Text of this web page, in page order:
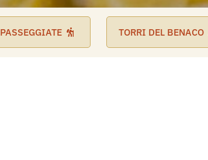
PASSEGGIATE TORRI DEL BENACO